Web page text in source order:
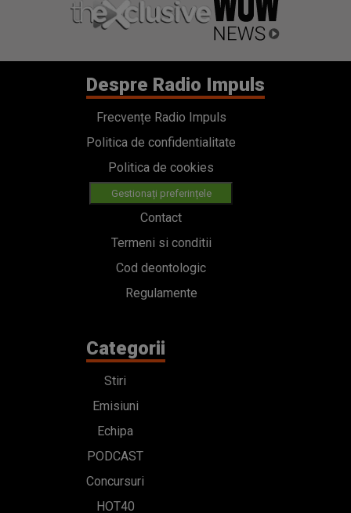
Despre Radio Impuls
Frecvențe Radio Impuls
Politica de confidentialitate
Politica de cookies
Gestionați preferințele
Contact
Termeni si conditii
Cod deontologic
Regulamente
Categorii
Stiri
Emisiuni
Echipa
PODCAST
Concursuri
HOT40